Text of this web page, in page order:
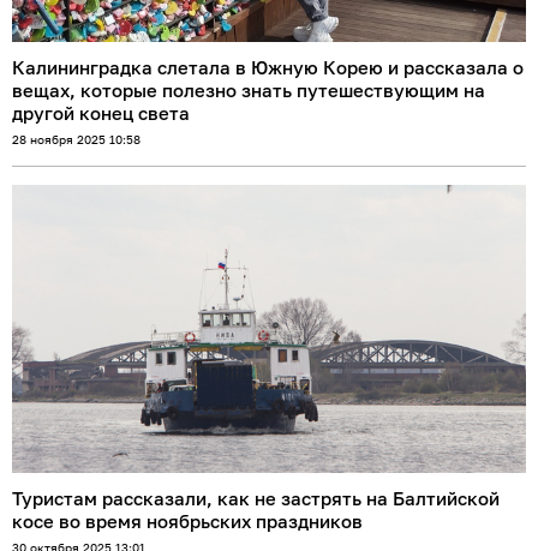
Калининградка слетала в Южную Корею и рассказала о
вещах, которые полезно знать путешествующим на
другой конец света
28 ноября 2025 10:58
Туристам рассказали, как не застрять на Балтийской
косе во время ноябрьских праздников
30 октября 2025 13:01